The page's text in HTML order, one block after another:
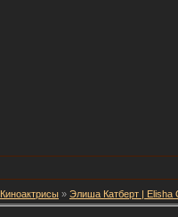
Киноактрисы » Элиша Катберт | Elisha